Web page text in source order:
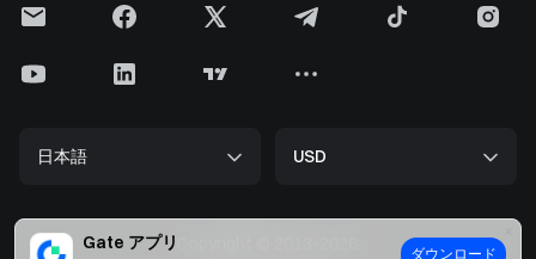
Gate アプリ
ダウンロード
クッキーポリシー
準備金証明
セキュリティ
投資センター
Alpha
手数料
上場申請
開発者（API）
Gateニュース
ETHアップグレード
日本語 USD